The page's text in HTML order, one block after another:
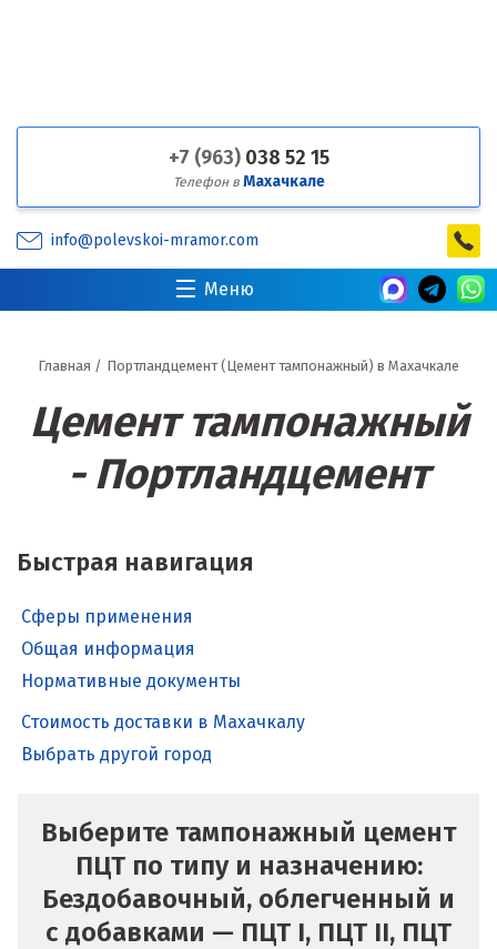
+7 (963) 038 52 15
Телефон в Махачкале
info@polevskoi-mramor.com
Меню
Главная / Портландцемент (Цемент тампонажный) в Махачкале
Цемент тампонажный
- Портландцемент
Быстрая навигация
Сферы применения
Общая информация
Нормативные документы
Стоимость доставки в Махачкалу
Выбрать другой город
Выберите тампонажный цемент
ПЦТ по типу и назначению:
Бездобавочный, облегченный и
с добавками — ПЦТ I, ПЦТ II, ПЦТ